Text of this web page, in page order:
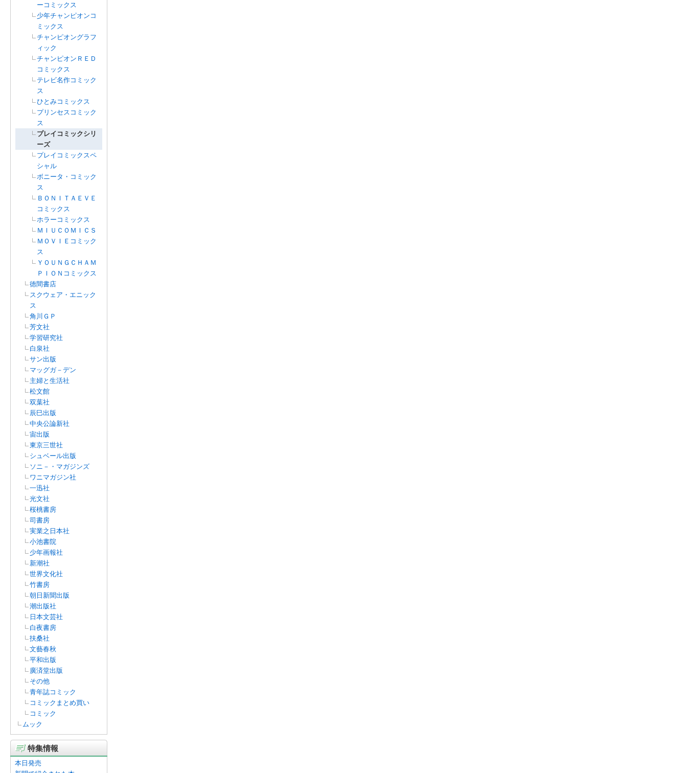
ーコミックス
少年チャンピオンコ
ミックス
チャンピオングラフ
ィック
チャンピオンＲＥＤ
コミックス
テレビ名作コミック
ス
ひとみコミックス
プリンセスコミック
ス
プレイコミックシリ
ーズ
プレイコミックスペ
シャル
ボニータ・コミック
ス
ＢＯＮＩＴＡＥＶＥ
コミックス
ホラーコミックス
ＭＩＵＣＯＭＩＣＳ
ＭＯＶＩＥコミック
ス
ＹＯＵＮＧＣＨＡＭ
ＰＩＯＮコミックス
徳間書店
スクウェア・エニック
ス
角川ＧＰ
芳文社
学習研究社
白泉社
サン出版
マッグガ－デン
主婦と生活社
松文館
双葉社
辰巳出版
中央公論新社
宙出版
東京三世社
シュベール出版
ソニ－・マガジンズ
ワニマガジン社
一迅社
光文社
桜桃書房
司書房
実業之日本社
小池書院
少年画報社
新潮社
世界文化社
竹書房
朝日新聞出版
潮出版社
日本文芸社
白夜書房
扶桑社
文藝春秋
平和出版
廣済堂出版
その他
青年誌コミック
コミックまとめ買い
コミック
ムック
特集情報
本日発売